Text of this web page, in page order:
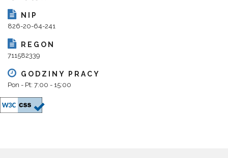
NIP
826-20-64-241
REGON
711582339
GODZINY PRACY
Pon - Pt: 7:00 - 15:00